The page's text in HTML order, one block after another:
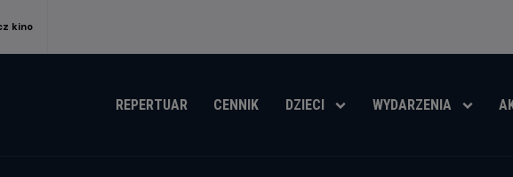
kino
REPERTUAR CENNIK DZIECI WYDARZENIA